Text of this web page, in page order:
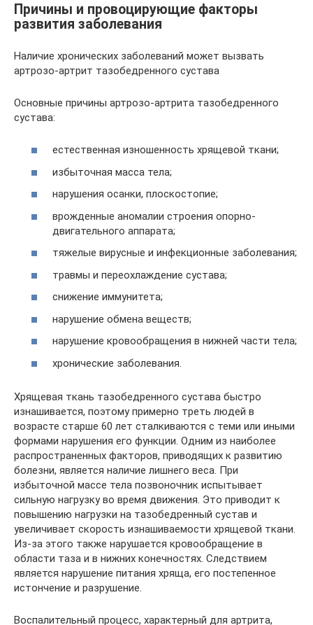
Причины и провоцирующие факторы
развития заболевания
Наличие хронических заболеваний может вызвать
артрозо-артрит тазобедренного сустава
Основные причины артрозо-артрита тазобедренного
сустава:
естественная изношенность хрящевой ткани;
избыточная масса тела;
нарушения осанки, плоскостопие;
врожденные аномалии строения опорно-
двигательного аппарата;
тяжелые вирусные и инфекционные заболевания;
травмы и переохлаждение сустава;
снижение иммунитета;
нарушение обмена веществ;
нарушение кровообращения в нижней части тела;
хронические заболевания.
Хрящевая ткань тазобедренного сустава быстро
изнашивается, поэтому примерно треть людей в
возрасте старше 60 лет сталкиваются с теми или иными
формами нарушения его функции. Одним из наиболее
распространенных факторов, приводящих к развитию
болезни, является наличие лишнего веса. При
избыточной массе тела позвоночник испытывает
сильную нагрузку во время движения. Это приводит к
повышению нагрузки на тазобедренный сустав и
увеличивает скорость изнашиваемости хрящевой ткани.
Из-за этого также нарушается кровообращение в
области таза и в нижних конечностях. Следствием
является нарушение питания хряща, его постепенное
истончение и разрушение.
Воспалительный процесс, характерный для артрита,